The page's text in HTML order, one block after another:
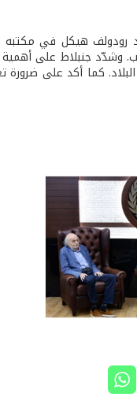
هيكل في مكتبه -
وشدّد جنبلاط على
كما أكد على ضرورة